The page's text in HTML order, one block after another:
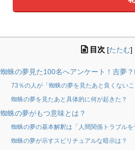
目次 [たたむ]
蜘蛛の夢見た100名へアンケート！吉夢？
73％の人が「蜘蛛の夢を見たあと良くない
蜘蛛の夢を見たあと具体的に何が起きた？
蜘蛛の夢がもつ意味とは？
蜘蛛の夢の基本解釈は「人間関係トラブルを
蜘蛛の夢が示すスピリチュアルな暗示は？